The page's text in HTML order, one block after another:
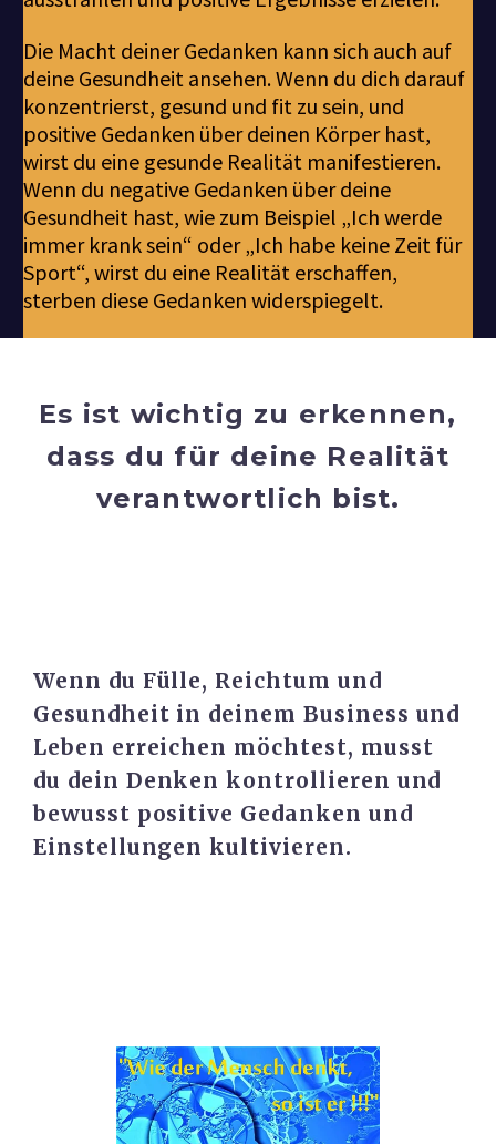
Die Macht deiner Gedanken kann sich auch auf
deine Gesundheit ansehen. Wenn du dich darauf
konzentrierst, gesund und fit zu sein, und
positive Gedanken über deinen Körper hast,
wirst du eine gesunde Realität manifestieren.
Wenn du negative Gedanken über deine
Gesundheit hast, wie zum Beispiel „Ich werde
immer krank sein“ oder „Ich habe keine Zeit für
Sport“, wirst du eine Realität erschaffen,
sterben diese Gedanken widerspiegelt.
Es ist wichtig zu erkennen,
dass du für deine Realität
verantwortlich bist.
Wenn du Fülle, Reichtum und
Gesundheit in deinem Business und
Leben erreichen möchtest, musst
du dein Denken kontrollieren und
bewusst positive Gedanken und
Einstellungen kultivieren.